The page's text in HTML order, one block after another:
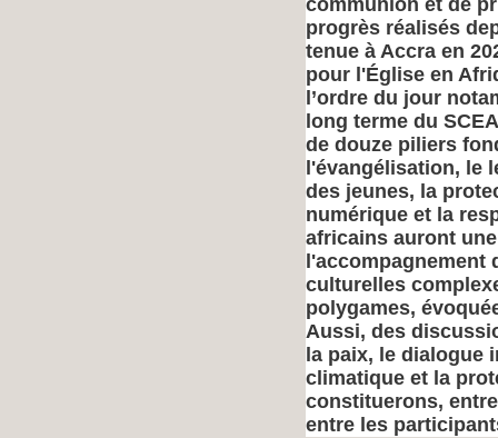
communion et de
progrès réalisés
tenue à Accra en
pour l'Église en
l’ordre du jour
long terme du
de douze piliers
l'évangélisation, le
des jeunes, la
numérique et la
africains auront
l'accompagnement
culturelles
polygames,
Aussi, des
la paix, le dialogue
climatique et la
constituerons,
entre les